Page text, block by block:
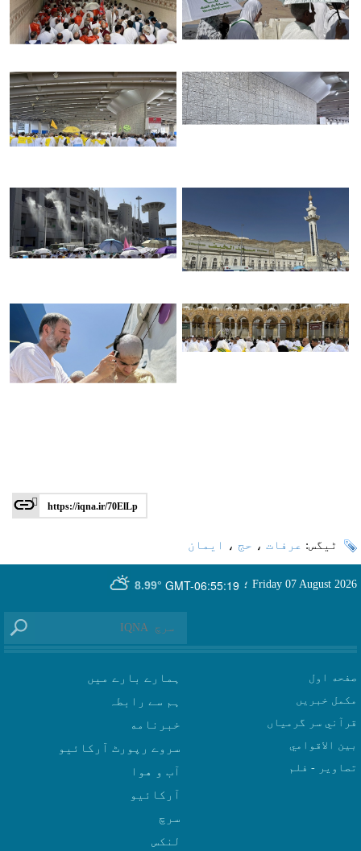
https://iqna.ir/70ElLp
ٹیگس: عرفات ، حج ، ایمان
GMT-06:55:19
8.99° Friday 07 August 2026 ؛
صفحه اول
مکمل خبریں
قرآني سر گرمياں
بين الاقوامي
تصاوير - فلم
ہمارے بارے میں
ہم سے رابطہ
سروے رپورٹ آرکائیو
آب و هوا
سرچ
لنکس